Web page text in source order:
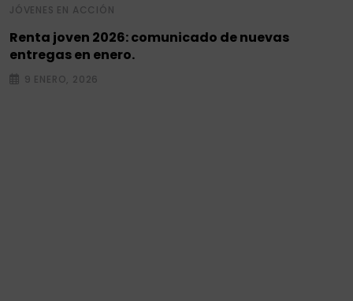
JÓVENES EN ACCIÓN
Renta joven 2026: comunicado de nuevas
entregas en enero.
9 ENERO, 2026